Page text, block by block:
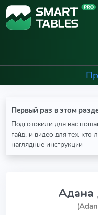
Первый раз в этом
Подготовили для вас
гайд, и видео для тех, кто
наглядные инструкции
Адана